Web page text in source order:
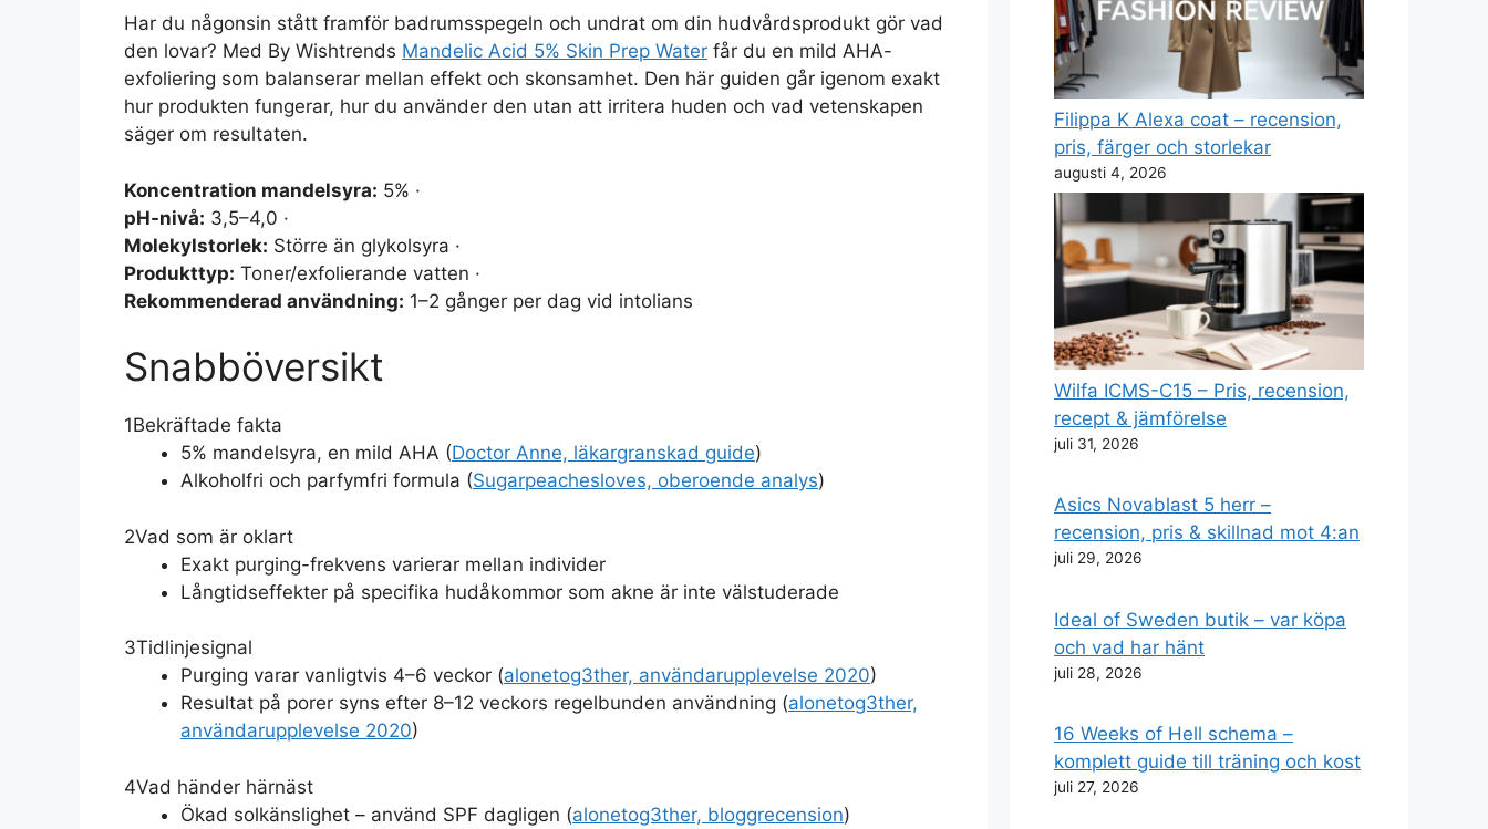
Har du någonsin stått framför badrumsspegeln och undrat om din hudvårdsprodukt gör vad
den lovar? Med By Wishtrends Mandelic Acid 5% Skin Prep Water får du en mild AHA-
exfoliering som balanserar mellan effekt och skonsamhet. Den här guiden går igenom exakt
hur produkten fungerar, hur du använder den utan att irritera huden och vad vetenskapen
säger om resultaten.
Koncentration mandelsyra: 5% ·
pH-nivå: 3,5–4,0 ·
Molekylstorlek: Större än glykolsyra ·
Produkttyp: Toner/exfolierande vatten ·
Rekommenderad användning: 1–2 gånger per dag vid intolians
Snabböversikt
1Bekräftade fakta
5% mandelsyra, en mild AHA (Doctor Anne, läkargranskad guide)
Alkoholfri och parfymfri formula (Sugarpeachesloves, oberoende analys)
2Vad som är oklart
Exakt purging-frekvens varierar mellan individer
Långtidseffekter på specifika hudåkommor som akne är inte välstuderade
3Tidlinjesignal
Purging varar vanligtvis 4–6 veckor (alonetog3ther, användarupplevelse 2020)
Resultat på porer syns efter 8–12 veckors regelbunden användning (alonetog3ther,
användarupplevelse 2020)
4Vad händer härnäst
Ökad solkänslighet – använd SPF dagligen (alonetog3ther, bloggrecension)
Filippa K Alexa coat – recension,
pris, färger och storlekar
augusti 4, 2026
Wilfa ICMS-C15 – Pris, recension,
recept & jämförelse
juli 31, 2026
Asics Novablast 5 herr –
recension, pris & skillnad mot 4:an
juli 29, 2026
Ideal of Sweden butik – var köpa
och vad har hänt
juli 28, 2026
16 Weeks of Hell schema –
komplett guide till träning och kost
juli 27, 2026